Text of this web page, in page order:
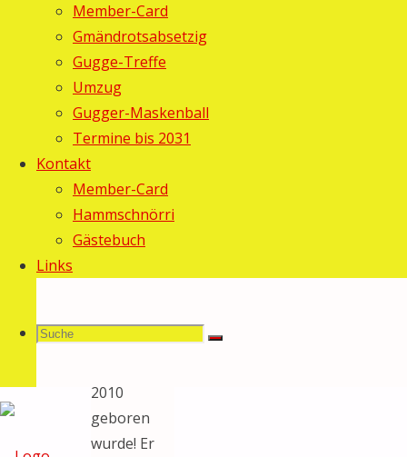
Member-Card
Gmändrotsabsetzig
Gugge-Treffe
Umzug
Gugger-Maskenball
Termine bis 2031
Kontakt
Member-Card
Hammschnörri
Gästebuch
Links
Suche
Suchen
Suche
Gebi27.
Januar 2010
27. Januar
2010
Allgemein/
Fasnacht
Freudig
können wir
dass der
2010
geboren
wurde! Er